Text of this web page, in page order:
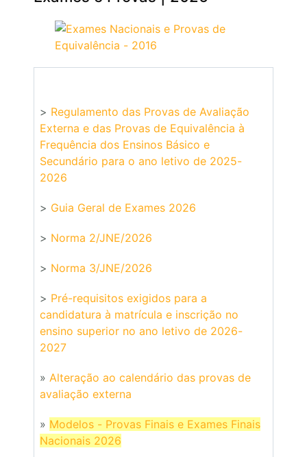
> Regulamento das Provas de Avaliação
Externa e das Provas de Equivalência à
Frequência dos Ensinos Básico e
Secundário para o ano letivo de 2025-
2026
> Guia Geral de Exames 2026
> Norma 2/JNE/2026
> Norma 3/JNE/2026
> Pré-requisitos exigidos para a
candidatura à matrícula e inscrição no
ensino superior no ano letivo de 2026-
2027
» Alteração ao calendário das provas de
avaliação externa
» Modelos - Provas Finais e Exames Finais
Nacionais 2026